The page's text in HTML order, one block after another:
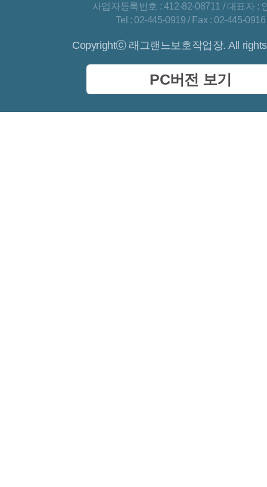
사업자등록번호 : 412-82-08711 / 대표자 :
Tel : 02-445-0919 / Fax : 02-445-0916
Copyrightⓒ 래그랜느보호작업장. All
PC버전 보기